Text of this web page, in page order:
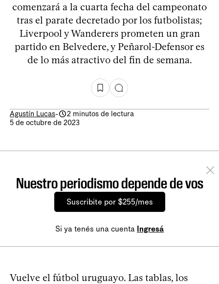
comenzará a la cuarta fecha del campeonato
tras el parate decretado por los futbolistas;
Liverpool y Wanderers prometen un gran
partido en Belvedere, y Peñarol-Defensor es
de lo más atractivo del fin de semana.
Agustín Lucas-
2 minutos de lectura
5 de octubre de 2023
Nuestro periodismo depende de vos
Suscribite por $255/mes
Si ya tenés una cuenta Ingresá
Vuelve el fútbol uruguayo. Las tablas, los